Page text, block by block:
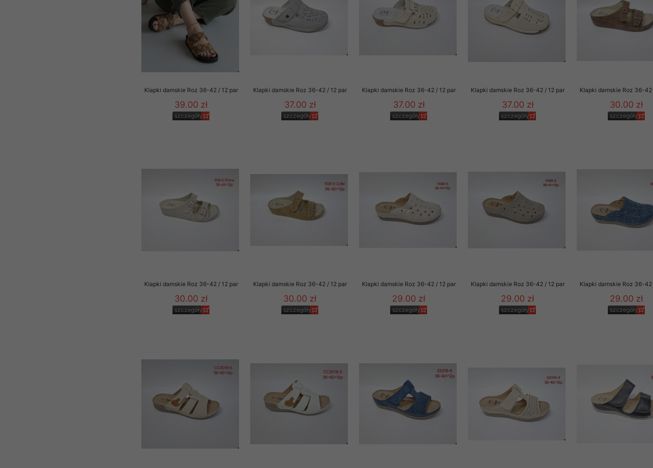
Klapki damskie Roz 36-42 / 12 par
39.00 zł
szczegóły
Klapki damskie Roz 36-42 / 12 par
37.00 zł
szczegóły
Klapki damskie Roz 36-42 / 12 par
37.00 zł
szczegóły
Klapki damskie Roz 36-42 / 12 par
37.00 zł
szczegóły
Klapki damskie Roz 36-42
30.00 zł
szczegóły
Klapki damskie Roz 36-42 / 12 par
30.00 zł
szczegóły
Klapki damskie Roz 36-42 / 12 par
30.00 zł
szczegóły
Klapki damskie Roz 36-42 / 12 par
29.00 zł
szczegóły
Klapki damskie Roz 36-42 / 12 par
29.00 zł
szczegóły
Klapki damskie Roz 36-42
29.00 zł
szczegóły